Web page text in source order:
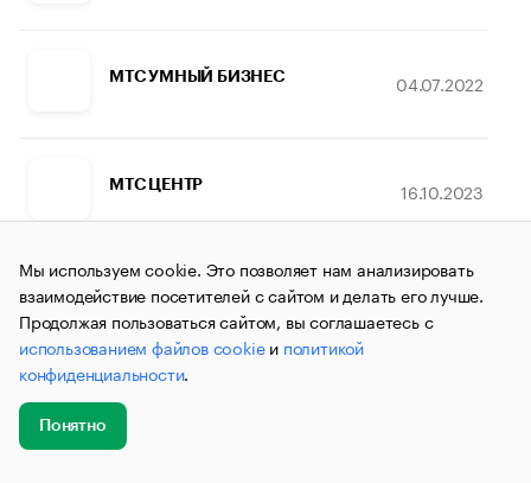
МТС УМНЫЙ БИЗНЕС 04.07.2022
МТС ЦЕНТР 16.10.2023
МТС ЦИФРОВАЯ
ЭКОСИСТЕМА
16.10.2023
ЭКОСИСТЕМА
Мы используем cookie. Это позволяет нам анализировать
взаимодействие посетителей с сайтом и делать его лучше.
Продолжая пользоваться сайтом, вы соглашаетесь с
использованием файлов cookieи политикой
конфиденциальности.
Понятно